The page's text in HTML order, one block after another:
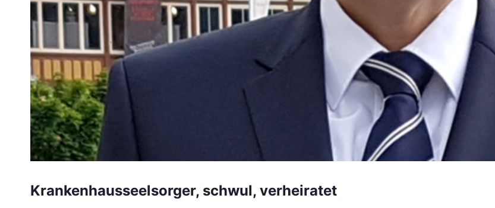
Krankenhausseelsorger, schwul, verheiratet